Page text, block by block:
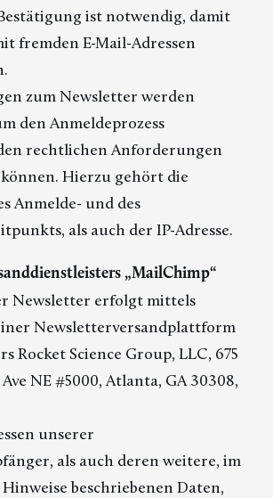
ist notwendig, damit
fremden E-Mail-Adressen
zum Newsletter werden
den Anmeldeprozess
rechtlichen Anforderungen
Hierzu gehört die
Anmelde- und des
als auch der IP-Adresse.
„MailChimp“
Newsletter erfolgt mittels
Newsletterversandplattform
Rocket Science Group, LLC, 675
NE #5000, Atlanta, GA 30308,
unserer
als auch deren weitere, im
beschriebenen Daten,